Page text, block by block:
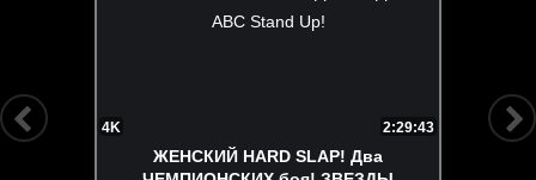
4K 2:29:43
ЖЕНСКИЙ HARD SLAP! Два